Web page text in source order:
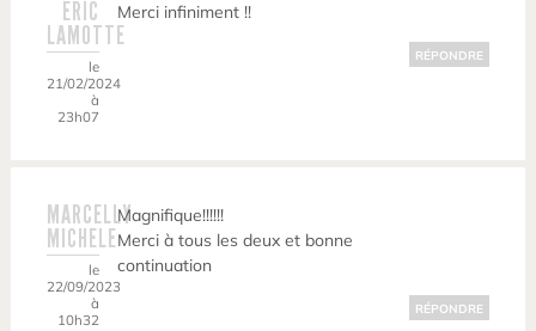
ERIC
LAMOTTE
le
21/02/2024
à
23h07
Merci infiniment !!
RÉPONDRE
MARCELLY
MICHELE
le
22/09/2023
à
10h32
Magnifique!!!!!!
Merci à tous les deux et bonne
continuation
RÉPONDRE